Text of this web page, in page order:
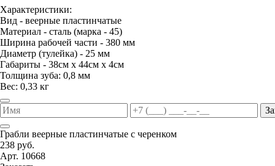
Характеристики:
Вид - веерные пластинчатые
Материал - сталь (марка - 45)
Ширина рабочей части - 380 мм
Диаметр (тулейка) - 25 мм
Габариты - 38см х 44см х 4см
Толщина зуба: 0,8 мм
Вес: 0,33 кг
Грабли веерные пластинчатые с черенком
238 руб.
Арт. 10668